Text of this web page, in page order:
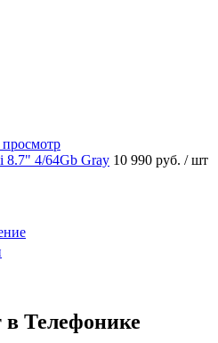
8.7" 4/64Gb Gray 10 990 руб. / шт
Телефонике